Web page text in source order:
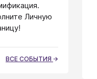
Личную
ВСЕ СОБЫТИЯ